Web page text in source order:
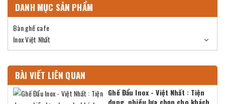
DANH MỤC SẢN PHẨM
Bàn ghế cafe
Inox Việt Nhất
BÀI VIẾT LIÊN QUAN
Ghế Đẩu Inox - Việt Nhất : Tiện
dụng, nhiều lựa chọn cho khách